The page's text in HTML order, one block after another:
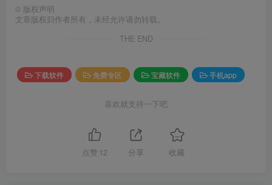
© 版权声明
文章版权归作者所有，未经允许请勿转载。
THE END
下载软件 免费专区 宝藏软件 手机app
喜欢就支持一下吧
点赞 12 分享 收藏